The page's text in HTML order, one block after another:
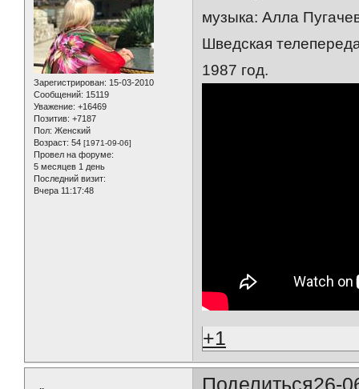
Зарегистрирован: 15-03-2010
Сообщений: 15119
Уважение: +16469
Позитив: +7187
Пол: Женский
Возраст: 54 [1971-09-06]
Провел на форуме:
5 месяцев 1 день
Последний визит:
Вчера 11:17:48
музыка: Алла
Шведская
1987 год.
+1
Поделиться26-